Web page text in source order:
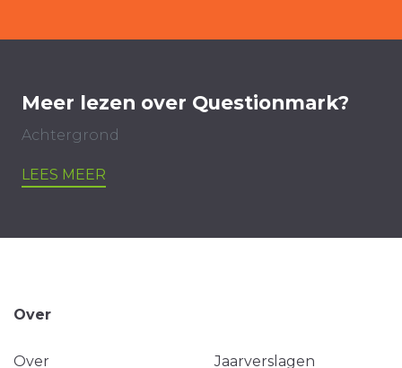
Meer lezen over Questionmark?
Achtergrond
LEES MEER
Over
Over Jaarverslagen